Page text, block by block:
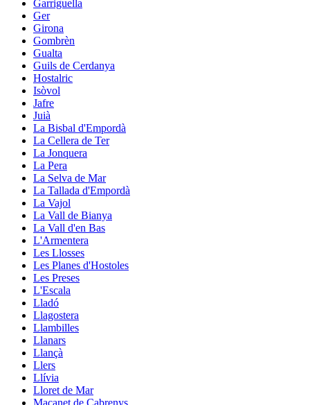
Garriguella
Ger
Girona
Gombrèn
Gualta
Guils de Cerdanya
Hostalric
Isòvol
Jafre
Juià
La Bisbal d'Empordà
La Cellera de Ter
La Jonquera
La Pera
La Selva de Mar
La Tallada d'Empordà
La Vajol
La Vall de Bianya
La Vall d'en Bas
L'Armentera
Les Llosses
Les Planes d'Hostoles
Les Preses
L'Escala
Lladó
Llagostera
Llambilles
Llanars
Llançà
Llers
Llívia
Lloret de Mar
Maçanet de Cabrenys